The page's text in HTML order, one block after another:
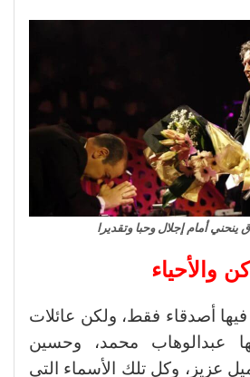
أمام إجلال وحبا وتقديرا
والأحياء
أصدقاء فقط، ولكن عائلات
عبدالوهاب محمد، وحسين
عزيز، وكل تلك الأسماء التى